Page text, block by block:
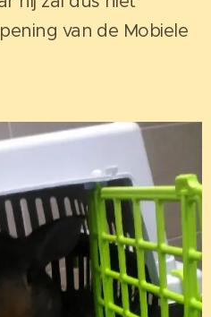
van de Mobiele